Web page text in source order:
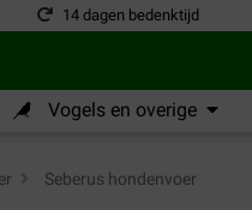
14 dagen bedenktijd
Vogels en overige
Seberus hondenvoer